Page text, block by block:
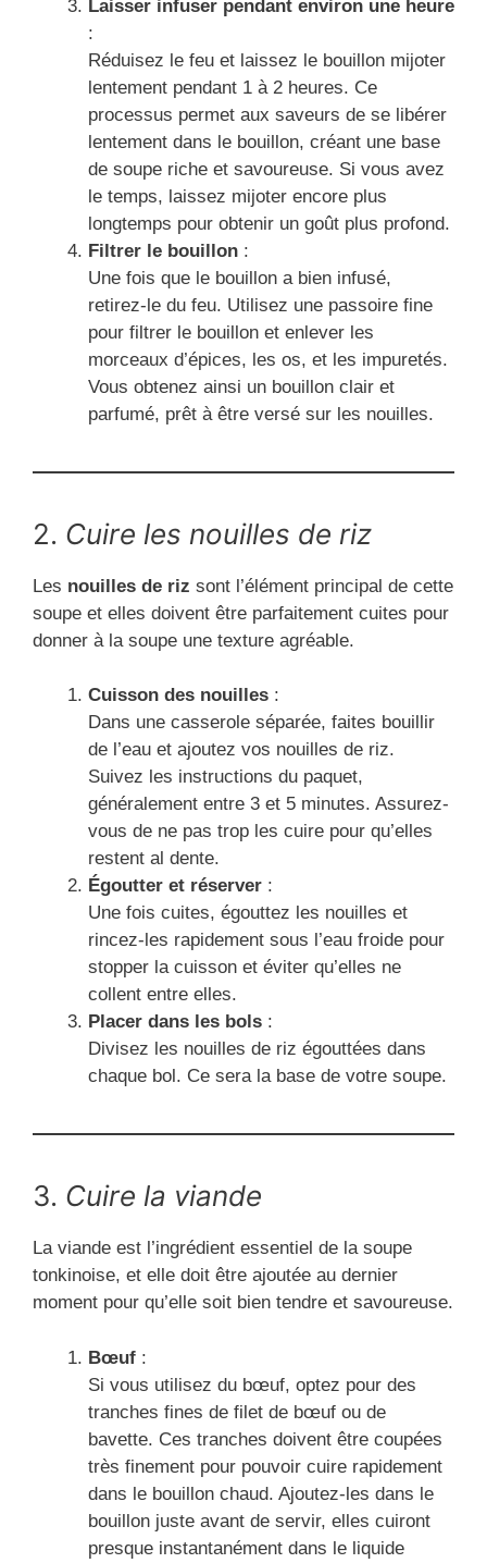
Laisser infuser pendant environ une heure
:
Réduisez le feu et laissez le bouillon mijoter
lentement pendant 1 à 2 heures. Ce
processus permet aux saveurs de se libérer
lentement dans le bouillon, créant une base
de soupe riche et savoureuse. Si vous avez
le temps, laissez mijoter encore plus
longtemps pour obtenir un goût plus profond.
Filtrer le bouillon :
Une fois que le bouillon a bien infusé,
retirez-le du feu. Utilisez une passoire fine
pour filtrer le bouillon et enlever les
morceaux d’épices, les os, et les impuretés.
Vous obtenez ainsi un bouillon clair et
parfumé, prêt à être versé sur les nouilles.
2. Cuire les nouilles de riz
Les nouilles de riz sont l’élément principal de cette
soupe et elles doivent être parfaitement cuites pour
donner à la soupe une texture agréable.
Cuisson des nouilles :
Dans une casserole séparée, faites bouillir
de l’eau et ajoutez vos nouilles de riz.
Suivez les instructions du paquet,
généralement entre 3 et 5 minutes. Assurez-
vous de ne pas trop les cuire pour qu’elles
restent al dente.
Égoutter et réserver :
Une fois cuites, égouttez les nouilles et
rincez-les rapidement sous l’eau froide pour
stopper la cuisson et éviter qu’elles ne
collent entre elles.
Placer dans les bols :
Divisez les nouilles de riz égouttées dans
chaque bol. Ce sera la base de votre soupe.
3. Cuire la viande
La viande est l’ingrédient essentiel de la soupe
tonkinoise, et elle doit être ajoutée au dernier
moment pour qu’elle soit bien tendre et savoureuse.
Bœuf :
Si vous utilisez du bœuf, optez pour des
tranches fines de filet de bœuf ou de
bavette. Ces tranches doivent être coupées
très finement pour pouvoir cuire rapidement
dans le bouillon chaud. Ajoutez-les dans le
bouillon juste avant de servir, elles cuiront
presque instantanément dans le liquide